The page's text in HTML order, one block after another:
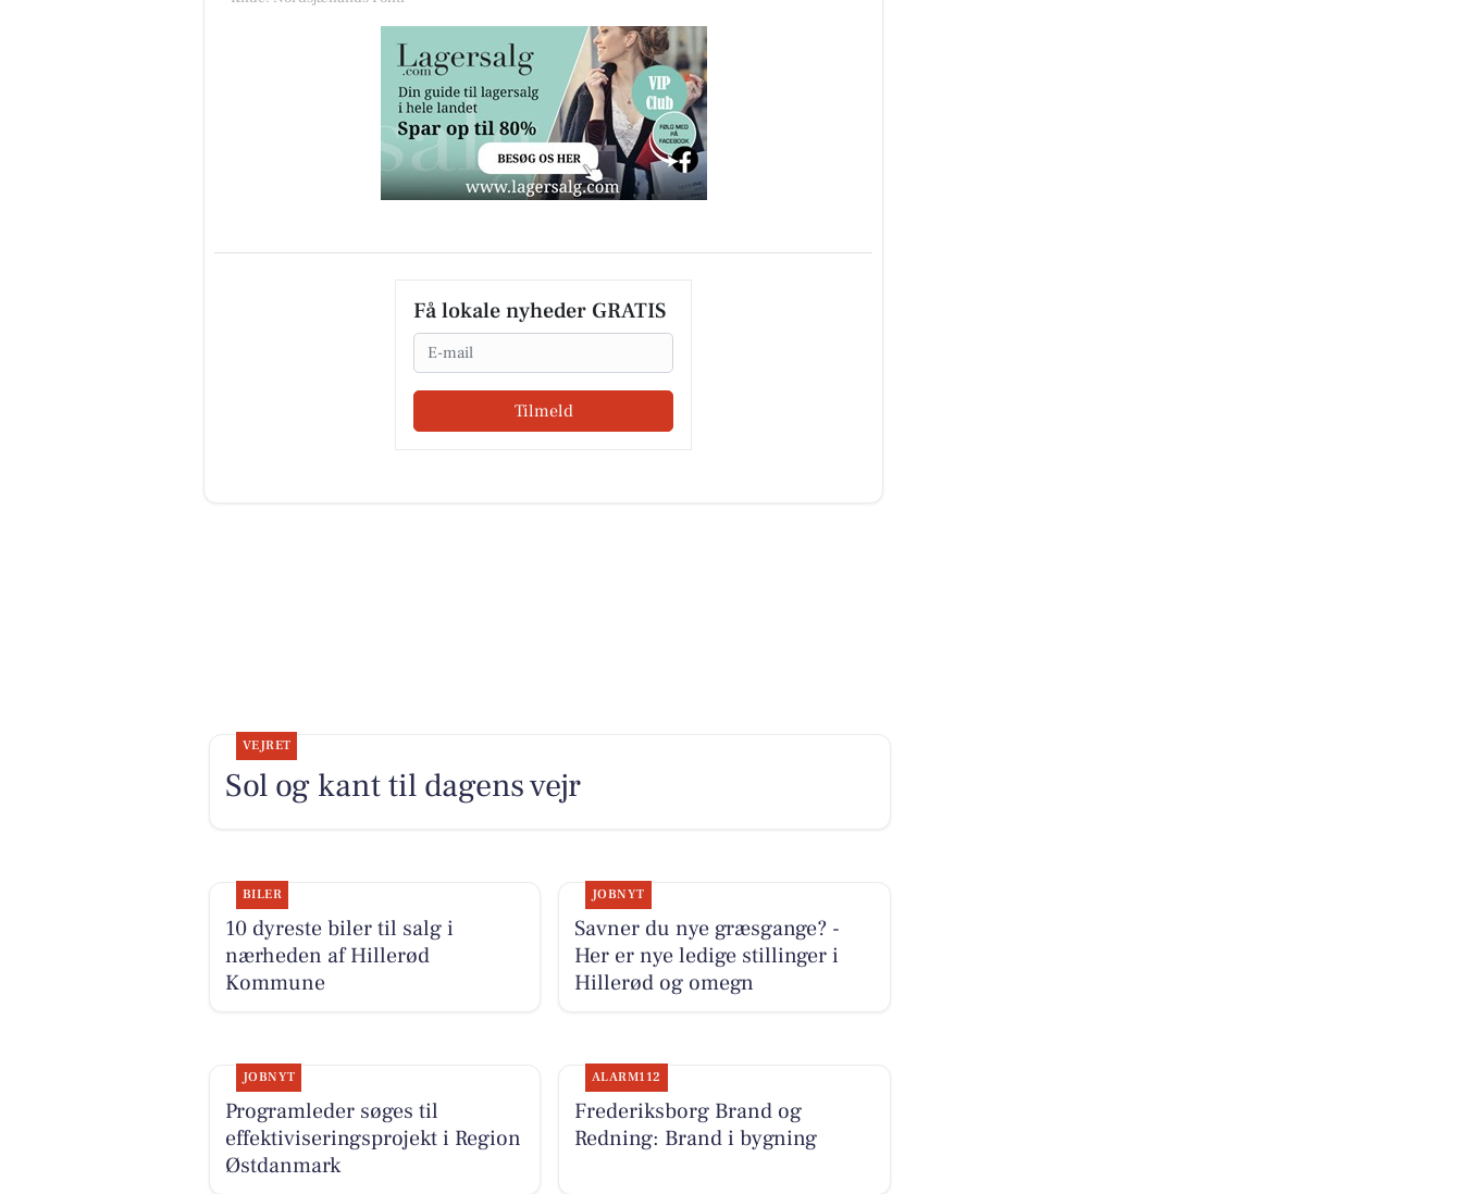
Få lokale nyheder GRATIS
Email
Tilmeld
VEJRET
Sol og kant til dagens vejr
BILER
10 dyreste biler til salg i
nærheden af Hillerød
Kommune
JOBNYT
Savner du nye græsgange? -
Her er nye ledige stillinger i
Hillerød og omegn
JOBNYT
Programleder søges til
effektiviseringsprojekt i Region
Østdanmark
ALARM112
Frederiksborg Brand og
Redning: Brand i bygning